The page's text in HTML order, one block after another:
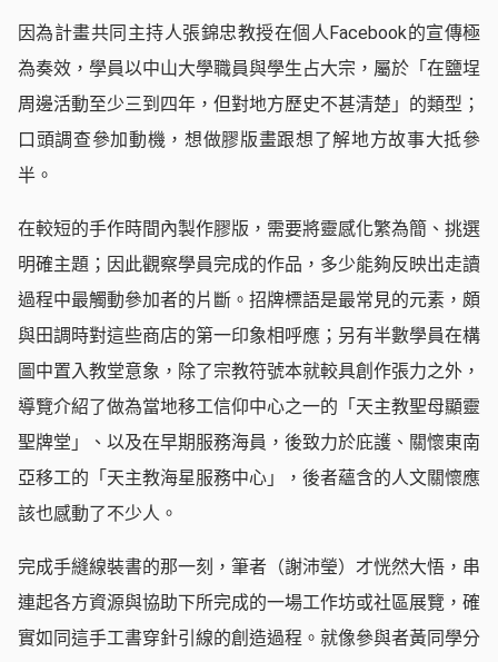
因為計畫共同主持人張錦忠教授在個人Facebook的宣傳極
為奏效，學員以中山大學職員與學生占大宗，屬於「在鹽埕
周邊活動至少三到四年，但對地方歷史不甚清楚」的類型；
口頭調查參加動機，想做膠版畫跟想了解地方故事大抵參
半。
在較短的手作時間內製作膠版，需要將靈感化繁為簡、挑選
明確主題；因此觀察學員完成的作品，多少能夠反映出走讀
過程中最觸動參加者的片斷。招牌標語是最常見的元素，頗
與田調時對這些商店的第一印象相呼應；另有半數學員在構
圖中置入教堂意象，除了宗教符號本就較具創作張力之外，
導覽介紹了做為當地移工信仰中心之一的「天主教聖母顯靈
聖牌堂」、以及在早期服務海員，後致力於庇護、關懷東南
亞移工的「天主教海星服務中心」，後者蘊含的人文關懷應
該也感動了不少人。
完成手縫線裝書的那一刻，筆者（謝沛瑩）才恍然大悟，串
連起各方資源與協助下所完成的一場工作坊或社區展覽，確
實如同這手工書穿針引線的創造過程。就像參與者黃同學分